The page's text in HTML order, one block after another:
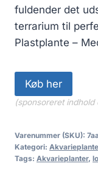
fuldender det
terrarium til
Plastplante –
Køb her
(sponsoreret
Varenummer (SKU):
Kategori:
Tags: Akvarieplanter,